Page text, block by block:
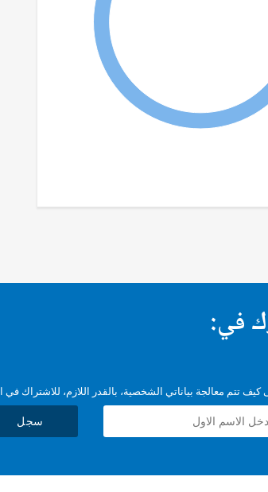
في:
تتم معالجة بياناتي الشخصية، بالقدر اللازم، للاشتراك في
سجل